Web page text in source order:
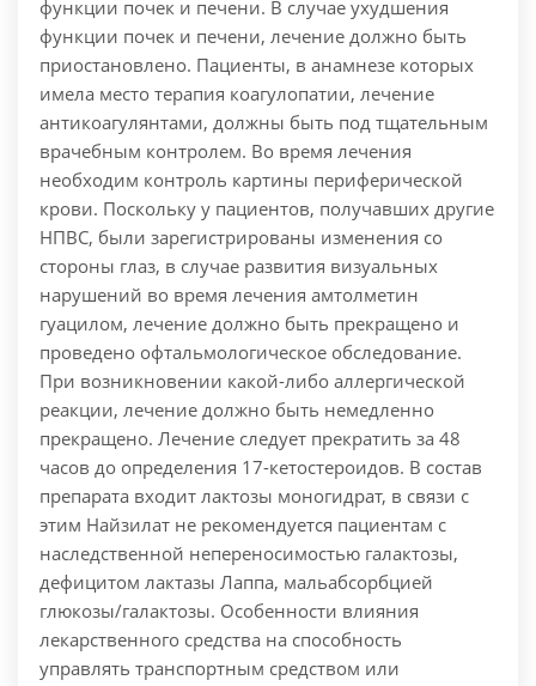
функции почек и печени. В случае ухудшения
функции почек и печени, лечение должно быть
приостановлено. Пациенты, в анамнезе которых
имела место терапия коагулопатии, лечение
антикоагулянтами, должны быть под тщательным
врачебным контролем. Во время лечения
необходим контроль картины периферической
крови. Поскольку у пациентов, получавших другие
НПВС, были зарегистрированы изменения со
стороны глаз, в случае развития визуальных
нарушений во время лечения амтолметин
гуацилом, лечение должно быть прекращено и
проведено офтальмологическое обследование.
При возникновении какой-либо аллергической
реакции, лечение должно быть немедленно
прекращено. Лечение следует прекратить за 48
часов до определения 17-кетостероидов. В состав
препарата входит лактозы моногидрат, в связи с
этим Найзилат не рекомендуется пациентам с
наследственной непереносимостью галактозы,
дефицитом лактазы Лаппа, мальабсорбцией
глюкозы/галактозы. Особенности влияния
лекарственного средства на способность
управлять транспортным средством или